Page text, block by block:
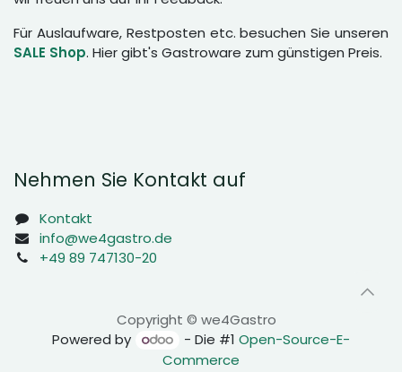
Für Auslaufware, Restposten etc. besuchen Sie unseren
SALE Shop. Hier gibt's Gastroware zum günstigen Preis.
Nehmen Sie Kontakt auf
Kontakt
info@we4gastro.de
+49 89 747130-20
Copyright © we4Gastro
Powered by
- Die #1Open-Source-E-
Commerce